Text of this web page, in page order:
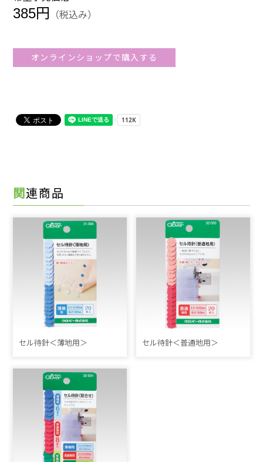
385円 （税込み）
オンラインショップで購入する
関連商品
セル待針＜薄地用＞ セル待針＜普通地用＞